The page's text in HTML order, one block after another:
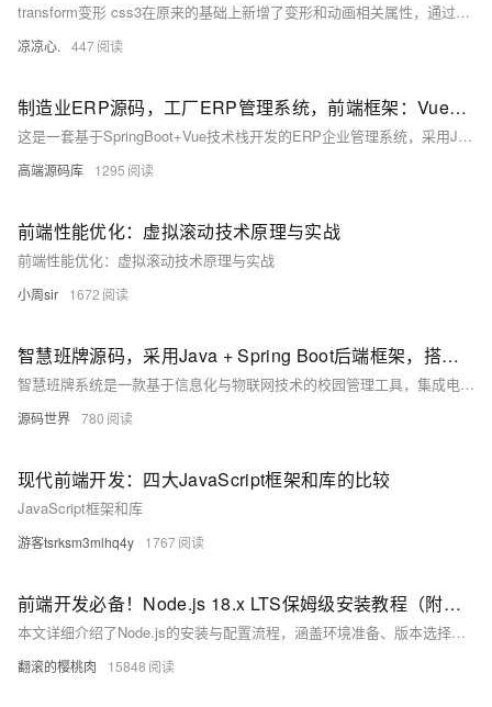
transform变形 css3在原来的基础上新增了变形和动画相关属性，通过这些属性可以实现以前需要大段JavaScript才能实现的 功能。 CSS3的变形功能可以对HTML组件执行位移、旋转、缩放、倾斜4种几何变换，这样的变换可以控制HTML组件 呈现出丰富的外观。 借助于位移、旋转、缩放、倾斜这4种几何变换，CSS3提供了transition动画。 transition动画比较简单，只要指定HTML组件的哪些CSS属性需要使用动画效果来执行变化，并指定动画时间，就可保证动画播放。 比transitio
凉凉心. 447
制造业ERP源码，工厂ERP管理系统，前端框架：Vue，后端框架：SpringBoot
这是一套基于SpringBoot+Vue技术栈开发的ERP企业管理系统，采用Java语言与vscode工具。系统涵盖采购/销售、出入库、生产、品质管理等功能，整合客户与供应商数据，支持在线协同和业务全流程管控。同时提供主数据管理、权限控制、工作流审批、报表自定义及打印、在线报表开发和自定义表单功能，助力企业实现高效自动化管理，并通过UniAPP实现移动端支持，满足多场景应用需求。
高端源码库 1295
前端性能优化：虚拟滚动技术原理与实战
前端性能优化：虚拟滚动技术原理与实战
小周sir 1672
智慧班牌源码，采用Java + Spring Boot后端框架，搭配Vue2前端技术，支持SaaS云部署
智慧班牌系统是一款基于信息化与物联网技术的校园管理工具，集成电子屏显示、人脸识别及数据交互功能，实现班级信息展示、智能考勤与家校互通。系统采用Java + Spring Boot后端框架，搭配Vue2前端技术，支持SaaS云部署与私有化定制。核心功能涵盖信息发布、考勤管理、教务处理及数据分析，助力校园文化建设与教学优化。其综合性和可扩展性有效打破数据孤岛，提升交互体验并降低管理成本，适用于日常教学、考试管理和应急场景，为智慧校园建设提供全面解决方案。
源码世界 780
现代前端开发：四大JavaScript框架和库的比较
JavaScript框架和库
游客tsrksm3mlhq4y 1767
前端开发必备！Node.js 18.x LTS保姆级安装教程（附国内镜像源配置）
本文详细介绍了Node.js的安装与配置流程，涵盖环境准备、版本选择（推荐LTS版v18.x）、安装步骤（路径设置、组件选择）、环境验证（命令测试、镜像加速）及常见问题解决方法。同时推荐开发工具链，如VS Code、Yarn等，并提供常用全局包安装指南，帮助开发者快速搭建高效稳定的JavaScript开发环境。内容基于官方正版软件，确保合规性与安全性。
翻滚的樱桃肉 15848